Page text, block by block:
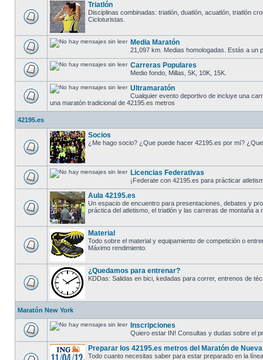
Triatlón
Disciplinas combinadas: triatlón, duatlón, acuatlón, triatlón
Cicloturistas.
Media Maratón
21,097 km. Medias homologadas. Estás a un
Carreras Populares
Medio fondo, Millas, 5K, 10K, 15K.
Ultramaratón
Cualquier evento deportivo de incluye una
una maratón tradicional de 42195.es metros
42195.es
Socios
¿Me hago socio? ¿Que puede hacer 42195.es por mí?
Licencias Federativas
¡Federate con 42195.es para prácticar
Aula 42195.es
Un espacio de encuentro para presentaciones, debates y
práctica del atletismo, el triatlón y las carreras de montaña a
Material
Todo sobre el material y equipamiento de competición o
Máximo rendimiento.
¿Quedamos para entrenar?
KDDas: Salidas en bici, kedadas para correr, entrenos de
Maratón New York
Inscripciones
Quiero estar IN! Consultas y dudas sobre el
Preparar los 42195.es metros del Maratón de
Todo cuanto necesitas saber para estar preparado en la